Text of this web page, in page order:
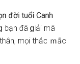
đời tuổi Canh
bạn đã ɡiải mã
mọi thắc ｍắc